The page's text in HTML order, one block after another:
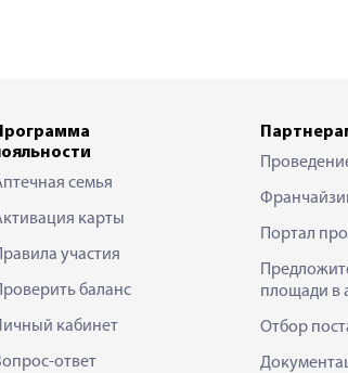
семья
карты
участия
баланс
кабинет
ответ
Портал
площади в
Отбор